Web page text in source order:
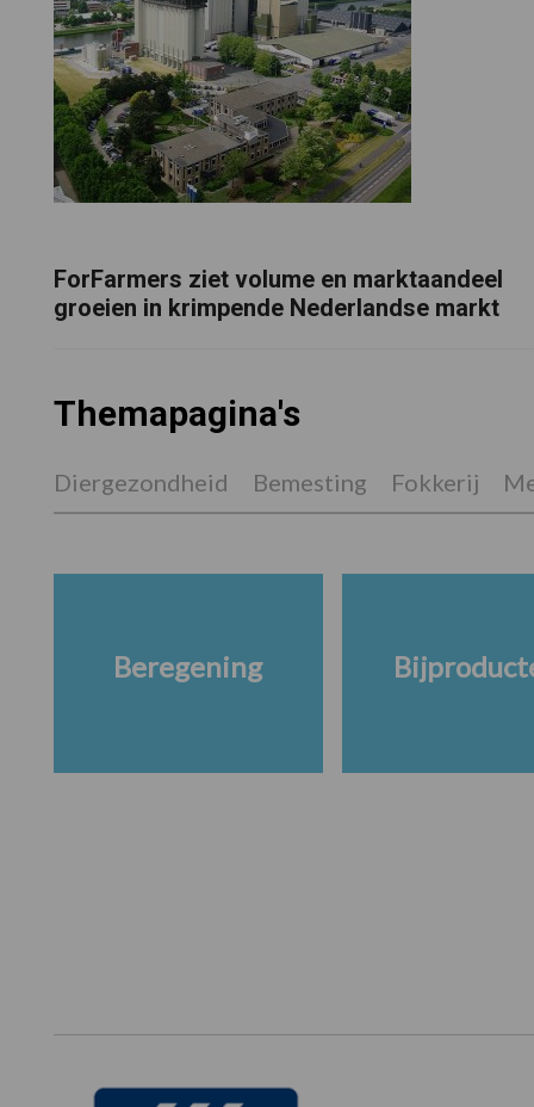
ForFarmers ziet volume en marktaandeel
groeien in krimpende Nederlandse markt
Themapagina's
Diergezondheid Bemesting Fokkerij
Beregening